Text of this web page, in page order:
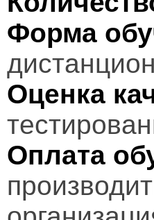
Форма
Оценка
Оплата